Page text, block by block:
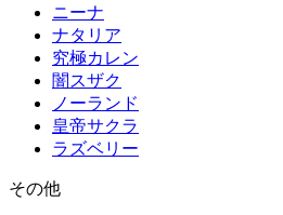
ニーナ
ナタリア
究極カレン
闇スザク
ノーランド
皇帝サクラ
ラズベリー
その他